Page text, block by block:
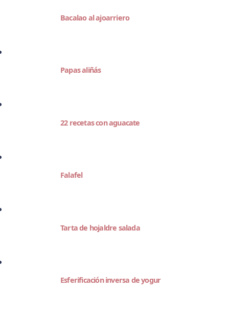
Bacalao al ajoarriero
Papas aliñás
22 recetas con aguacate
Falafel
Tarta de hojaldre salada
Esferificación inversa de yogur